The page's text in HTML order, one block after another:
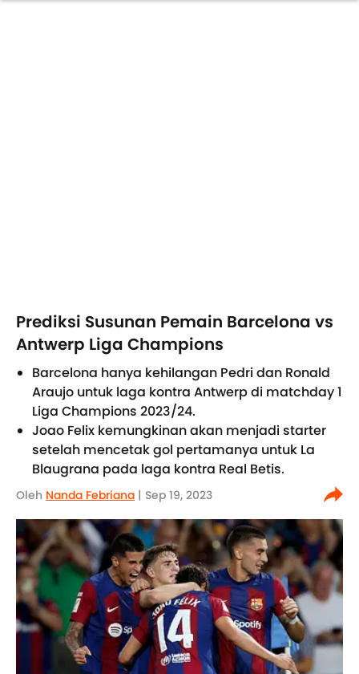
Prediksi Susunan Pemain Barcelona vs
Antwerp Liga Champions
Barcelona hanya kehilangan Pedri dan Ronald
Araujo untuk laga kontra Antwerp di matchday 1
Liga Champions 2023/24.
Joao Felix kemungkinan akan menjadi starter
setelah mencetak gol pertamanya untuk La
Blaugrana pada laga kontra Real Betis.
Oleh Nanda Febriana | Sep 19, 2023